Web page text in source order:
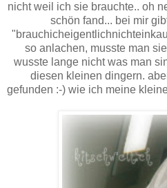
nicht weil ich sie brauchte.. oh
schön fand... bei mir
so anlachen, musste man
wusste lange nicht was man
diesen kleinen dingern.
gefunden :-) wie ich meine